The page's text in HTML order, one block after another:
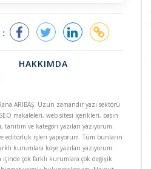
:
HAKKIMDA
ARIBAŞ. Uzun zamandır yazı sektörü
makaleleri, web sitesi içerikleri, basın
ve kategori yazıları yazıyorum.
editörlük işleri yapıyorum. Tüm bunların
kurumlara köşe yazıları yazıyorum.
içinde çok farklı kurumlara çok değişik